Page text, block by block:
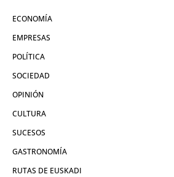
ECONOMÍA
EMPRESAS
POLÍTICA
SOCIEDAD
OPINIÓN
CULTURA
SUCESOS
GASTRONOMÍA
RUTAS DE EUSKADI